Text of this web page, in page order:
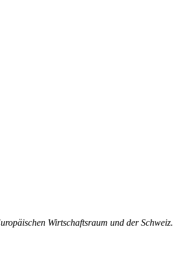
Wirtschaftsraum und der Schweiz.